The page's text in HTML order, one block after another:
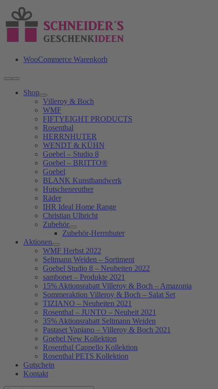
Inhalt
springen
WooCommerce Warenkorb
Toggle
Navigation
Shop
Villeroy & Boch
WMF
FIFTYEIGHT PRODUCTS
Rosenthal
HERRNHUTER
WENDT & KÜHN
Goebel – Studio 8
Goebel – BRITTO®
Goebel
BLANK Kunsthandwerk
Hutschenreuther
Räder
IHR Ideal Home Range
Christian Ulbricht
Zubehör
Zubehör-Herrnhuter
Aktionen
WMF Herbst 2022
Seltmann Weiden – Sortiment
Goebel Studio 8 – Neuheiten 2022
sambonet – Produkte 2021
15% Aktionsrabatt Villeroy & Boch – Amazonia
Sommeraktion Villeroy & Boch – Salat Set
TIZIANO – Neuheiten 2021
Rosenthal – JUNTO – Neuheit 2021
35% Aktionsrabatt Seltmann Weiden
Pastaset Vapiano – Villeroy & Boch 2021
Goebel New Kollektion
Rosenthal Cappello Kollektion
Rosenthal PETS Kollektion
Gutschein
Kontakt